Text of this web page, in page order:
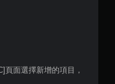
共
面選擇新增的項目，